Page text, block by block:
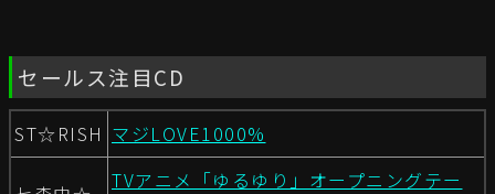
セールス注目CD
ST☆RISH マジLOVE1000%
TVアニメ「ゆるゆり」オープニングテー